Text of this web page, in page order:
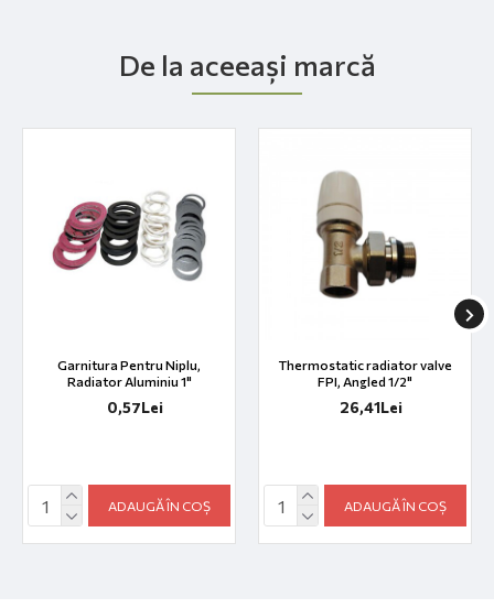
De la aceeași marcă
Garnitura Pentru Niplu,
Radiator Aluminiu 1"
0,57Lei
ADAUGĂ ÎN COȘ
Thermostatic radiator valve
FPI, Angled 1/2"
26,41Lei
ADAUGĂ ÎN COȘ